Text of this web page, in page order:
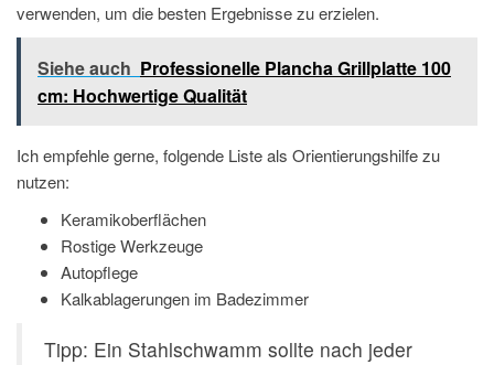
verwenden, um die besten Ergebnisse zu erzielen.
Siehe auch Professionelle Plancha Grillplatte 100
cm: Hochwertige Qualität
Ich empfehle gerne, folgende Liste als Orientierungshilfe zu
nutzen:
Keramikoberflächen
Rostige Werkzeuge
Autopflege
Kalkablagerungen im Badezimmer
Tipp: Ein Stahlschwamm sollte nach jeder